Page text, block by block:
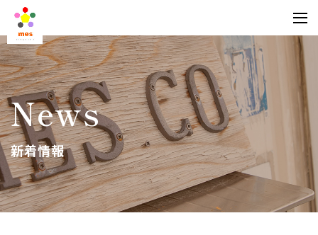
News
新着情報